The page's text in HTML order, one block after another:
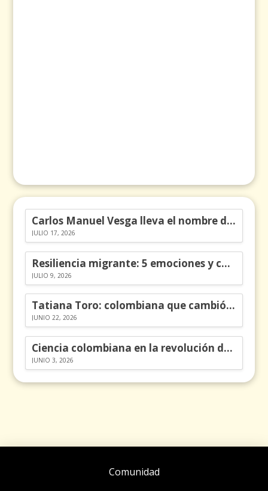
Carlos Manuel Vesga lleva el nombre de Colombia a los Emmy
JULIO 17, 2026
Resiliencia migrante: 5 emociones y cómo gestionarlas
JULIO 9, 2026
Tatiana Toro: colombiana que cambió la historia de las matemáticas
JUNIO 22, 2026
Ciencia colombiana en la revolución de los órganos en chips
JUNIO 3, 2026
Comunidad